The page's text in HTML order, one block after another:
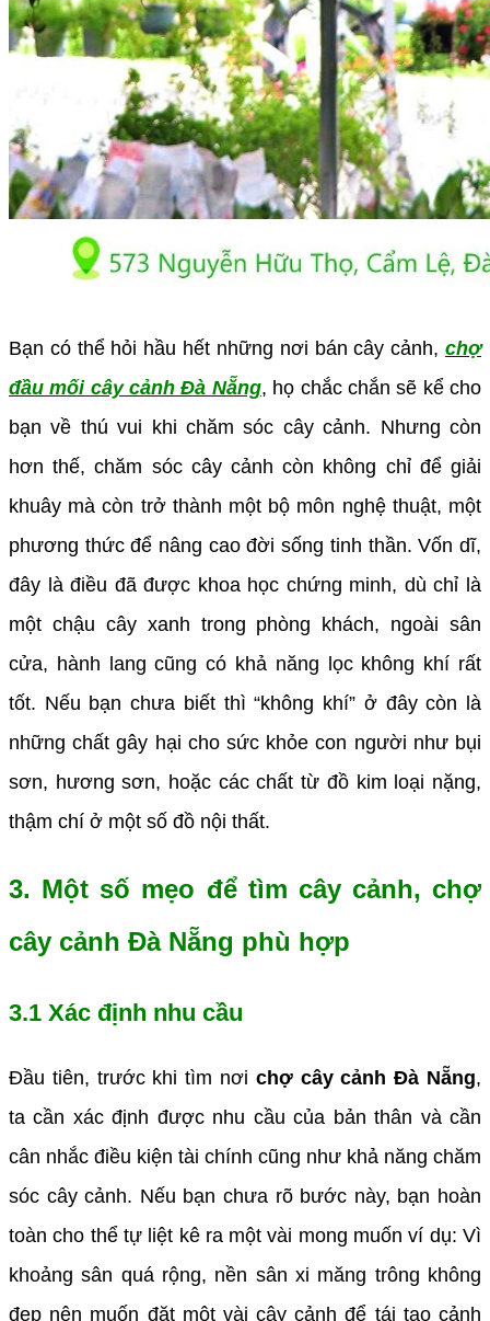
Bạn có thể hỏi hầu hết những nơi bán cây cảnh, chợ
đầu mối cây cảnh Đà Nẵng, họ chắc chắn sẽ kể cho
bạn về thú vui khi chăm sóc cây cảnh. Nhưng còn
hơn thế, chăm sóc cây cảnh còn không chỉ để giải
khuây mà còn trở thành một bộ môn nghệ thuật, một
phương thức để nâng cao đời sống tinh thần. Vốn dĩ,
đây là điều đã được khoa học chứng minh, dù chỉ là
một chậu cây xanh trong phòng khách, ngoài sân
cửa, hành lang cũng có khả năng lọc không khí rất
tốt. Nếu bạn chưa biết thì “không khí” ở đây còn là
những chất gây hại cho sức khỏe con người như bụi
sơn, hương sơn, hoặc các chất từ đồ kim loại nặng,
thậm chí ở một số đồ nội thất.
3. Một số mẹo để tìm cây cảnh, chợ
cây cảnh Đà Nẵng phù hợp
3.1 Xác định nhu cầu
Đầu tiên, trước khi tìm nơi chợ cây cảnh Đà Nẵng,
ta cần xác định được nhu cầu của bản thân và cần
cân nhắc điều kiện tài chính cũng như khả năng chăm
sóc cây cảnh. Nếu bạn chưa rõ bước này, bạn hoàn
toàn cho thể tự liệt kê ra một vài mong muốn ví dụ: Vì
khoảng sân quá rộng, nền sân xi măng trông không
đẹp nên muốn đặt một vài cây cảnh để tái tạo cảnh